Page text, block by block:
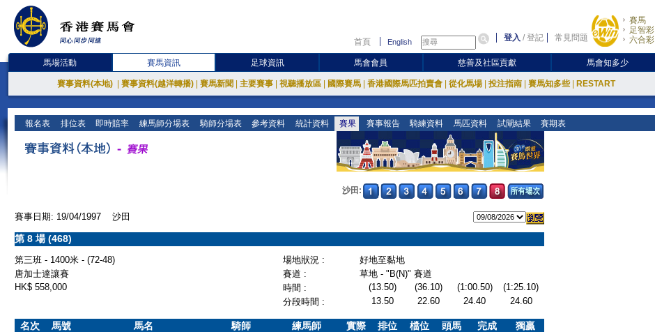
首頁 English 登入 /登記 常見問題
賽馬
足智彩
六合彩
馬場活動 賽馬資訊 足球資訊 馬會會員 慈善及社區貢獻 馬會知多少
賽事資料(本地) 賽事資料(越洋轉播) 賽馬新聞 主要賽事 視聽播放區 國際賽馬 香港國際馬匹拍賣會 從化馬場 投注指南 賽馬知多些 RESTART
報名表 排位表 即時賠率 練馬師分場表 騎師分場表 參考資料 統計資料 賽果 賽事報告 騎練資料 馬匹資料 試閘結果 賽期表
沙田:
賽事日期: 19/04/1997 沙田
第 8 場 (468)
第三班 - 1400米 - (72-48) 場地狀況 :
好地至黏地
唐加士達讓賽
賽道 :
草地 - "B(N)" 賽道
HK$ 558,000
時間 : (13.50) (36.10) (1:00.50)
(1:25.10)
分段時間 :
13.50 22.60 24.40 24.60
名次 馬號 馬名 騎師 練馬師
實際
排位
檔位
頭馬
完成
獨贏